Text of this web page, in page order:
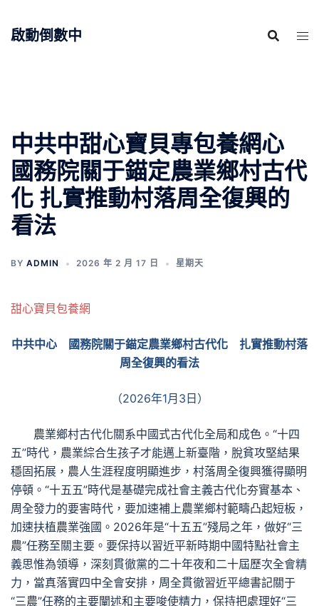
啟動倒數中
中共中甜心寶貝專包養網心
國務院關于錨定農業鄉村古代
化 扎實推動村落周全復興的
看法
BY ADMIN 2026 年 2 月 17 日 星期天
甜心寶貝包養網
中共中心 國務院關于錨定農業鄉村古代化 扎實推動村落
周全復興的看法
（2026年1月3日）
農業鄉村古代化關系中國式古代化全局和成色。“十四
五”時代，農業綜合生孩子才能邁上新臺階，脫貧攻堅結果
穩固拓展，農人生涯程度明顯進步，村落周全復興獲得顯明
停頓。“十五五”時代是基礎完成社會主義古代化夯實基本、
周全發力的要害時代，要加速補上農業鄉村範疇凸起短板，
加速扶植農業強國。2026年是“十五五”殘局之年，做好“三
農”任務至關主要。要保持以習近平新時期中國特點社會主
義思惟為領導，深刻貫徹黨的二十年夜和二十屆歷次全會精
力，當真落實四中全會安排，周全貫徹習近平總書記關于
“三農”任務的主要闡述和主要唆使精力，保持把處理好“三